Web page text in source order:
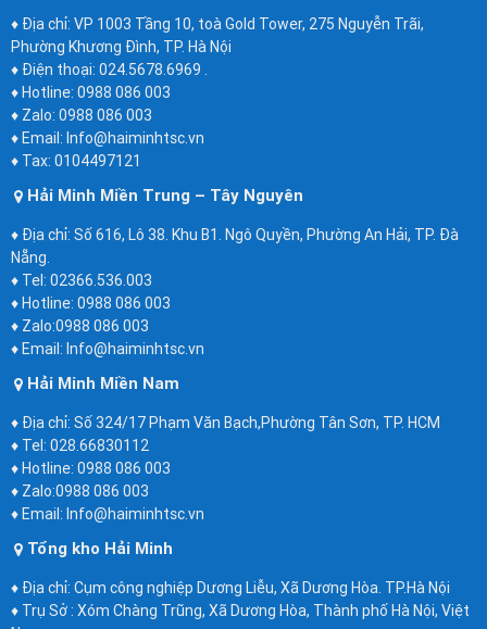
♦ Địa chỉ: VP 1003 Tầng 10, toà Gold Tower, 275 Nguyễn Trãi,
Phường Khương Đình, TP. Hà Nội
♦ Điện thoại: 024.5678.6969 .
♦ Hotline: 0988 086 003
♦ Zalo: 0988 086 003
♦ Email: Info@haiminhtsc.vn
♦ Tax: 0104497121
Hải Minh Miền Trung – Tây Nguyên
♦ Địa chỉ: Số 616, Lô 38. Khu B1. Ngô Quyền, Phường An Hải, TP. Đà
Nẵng.
♦ Tel: 02366.536.003
♦ Hotline: 0988 086 003
♦ Zalo:0988 086 003
♦ Email: Info@haiminhtsc.vn
Hải Minh Miền Nam
♦ Địa chỉ: Số 324/17 Phạm Văn Bạch,Phường Tân Sơn, TP. HCM
♦ Tel: 028.66830112
♦ Hotline: 0988 086 003
♦ Zalo:0988 086 003
♦ Email: Info@haiminhtsc.vn
Tổng kho Hải Minh
♦ Địa chỉ: Cụm công nghiệp Dương Liễu, Xã Dương Hòa. TP.Hà Nội
♦ Trụ Sở : Xóm Chàng Trũng, Xã Dương Hòa, Thành phố Hà Nội, Việt